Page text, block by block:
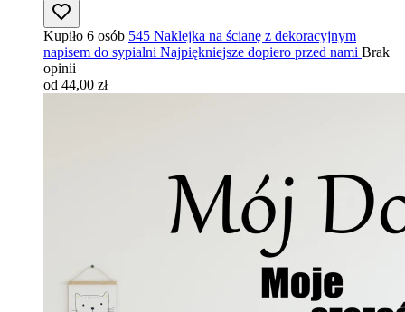
Kupiło 6 osób 545 Naklejka na ścianę z dekoracyjnym
napisem do sypialni Najpiękniejsze dopiero przed nami Brak
opinii
od 44,00 zł